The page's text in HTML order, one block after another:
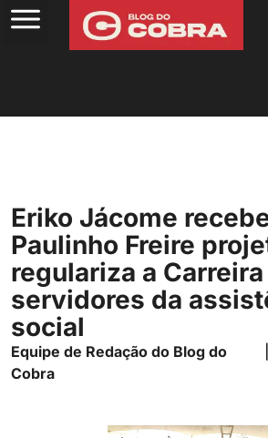
Eriko Jácome
Paulinho Freire
regulariza a Carreira
servidores da
social
Equipe de Redação do Blog do
Cobra